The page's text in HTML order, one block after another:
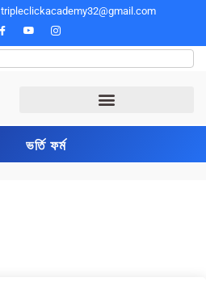
tripleclickacademy32@gmail.com
ভর্তি ফর্ম